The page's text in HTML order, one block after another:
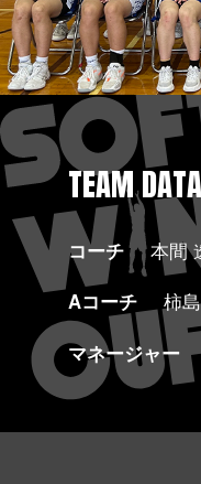
TEAM DATA
コーチ
本間
Aコーチ
柿
マネージャー